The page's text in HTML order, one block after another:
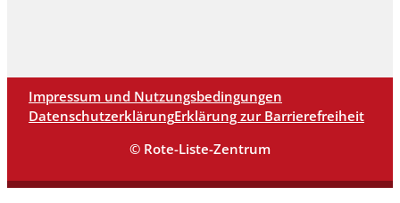
Impressum und Nutzungsbedingungen
DatenschutzerklärungErklärung zur Barrierefreiheit
© Rote-Liste-Zentrum